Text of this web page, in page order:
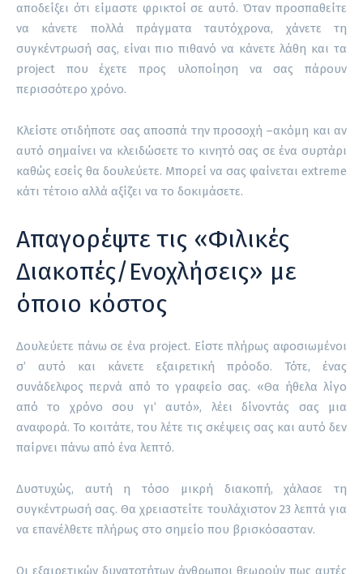
αποδείξει ότι είμαστε φρικτοί σε αυτό. Όταν προσπαθείτε
να κάνετε πολλά πράγματα ταυτόχρονα, χάνετε τη
συγκέντρωσή σας, είναι πιο πιθανό να κάνετε λάθη και τα
project που έχετε προς υλοποίηση να σας πάρουν
περισσότερο χρόνο.
Κλείστε οτιδήποτε σας αποσπά την προσοχή –ακόμη και αν
αυτό σημαίνει να κλειδώσετε το κινητό σας σε ένα συρτάρι
καθώς εσείς θα δουλεύετε. Μπορεί να σας φαίνεται extreme
κάτι τέτοιο αλλά αξίζει να το δοκιμάσετε.
Απαγορέψτε τις «Φιλικές
Διακοπές/Ενοχλήσεις» με
όποιο κόστος
Δουλεύετε πάνω σε ένα project. Είστε πλήρως αφοσιωμένοι
σ’ αυτό και κάνετε εξαιρετική πρόοδο. Τότε, ένας
συνάδελφος περνά από το γραφείο σας. «Θα ήθελα λίγο
από το χρόνο σου γι’ αυτό», λέει δίνοντάς σας μια
αναφορά. Το κοιτάτε, του λέτε τις σκέψεις σας και αυτό δεν
παίρνει πάνω από ένα λεπτό.
Δυστυχώς, αυτή η τόσο μικρή διακοπή, χάλασε τη
συγκέντρωσή σας. Θα χρειαστείτε τουλάχιστον 23 λεπτά για
να επανέλθετε πλήρως στο σημείο που βρισκόσασταν.
Οι εξαιρετικών δυνατοτήτων άνθρωποι θεωρούν πως αυτές